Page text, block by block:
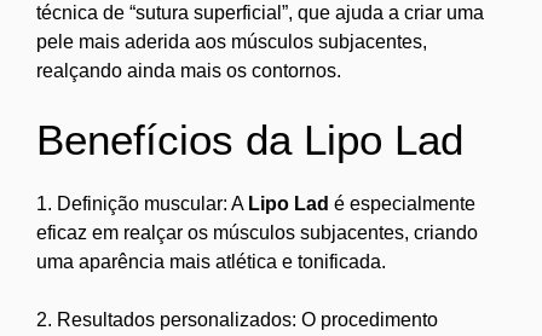
técnica de “sutura superficial”, que ajuda a criar uma
pele mais aderida aos músculos subjacentes,
realçando ainda mais os contornos.
Benefícios da Lipo Lad
1. Definição muscular: A Lipo Lad é especialmente
eficaz em realçar os músculos subjacentes, criando
uma aparência mais atlética e tonificada.
2. Resultados personalizados: O procedimento